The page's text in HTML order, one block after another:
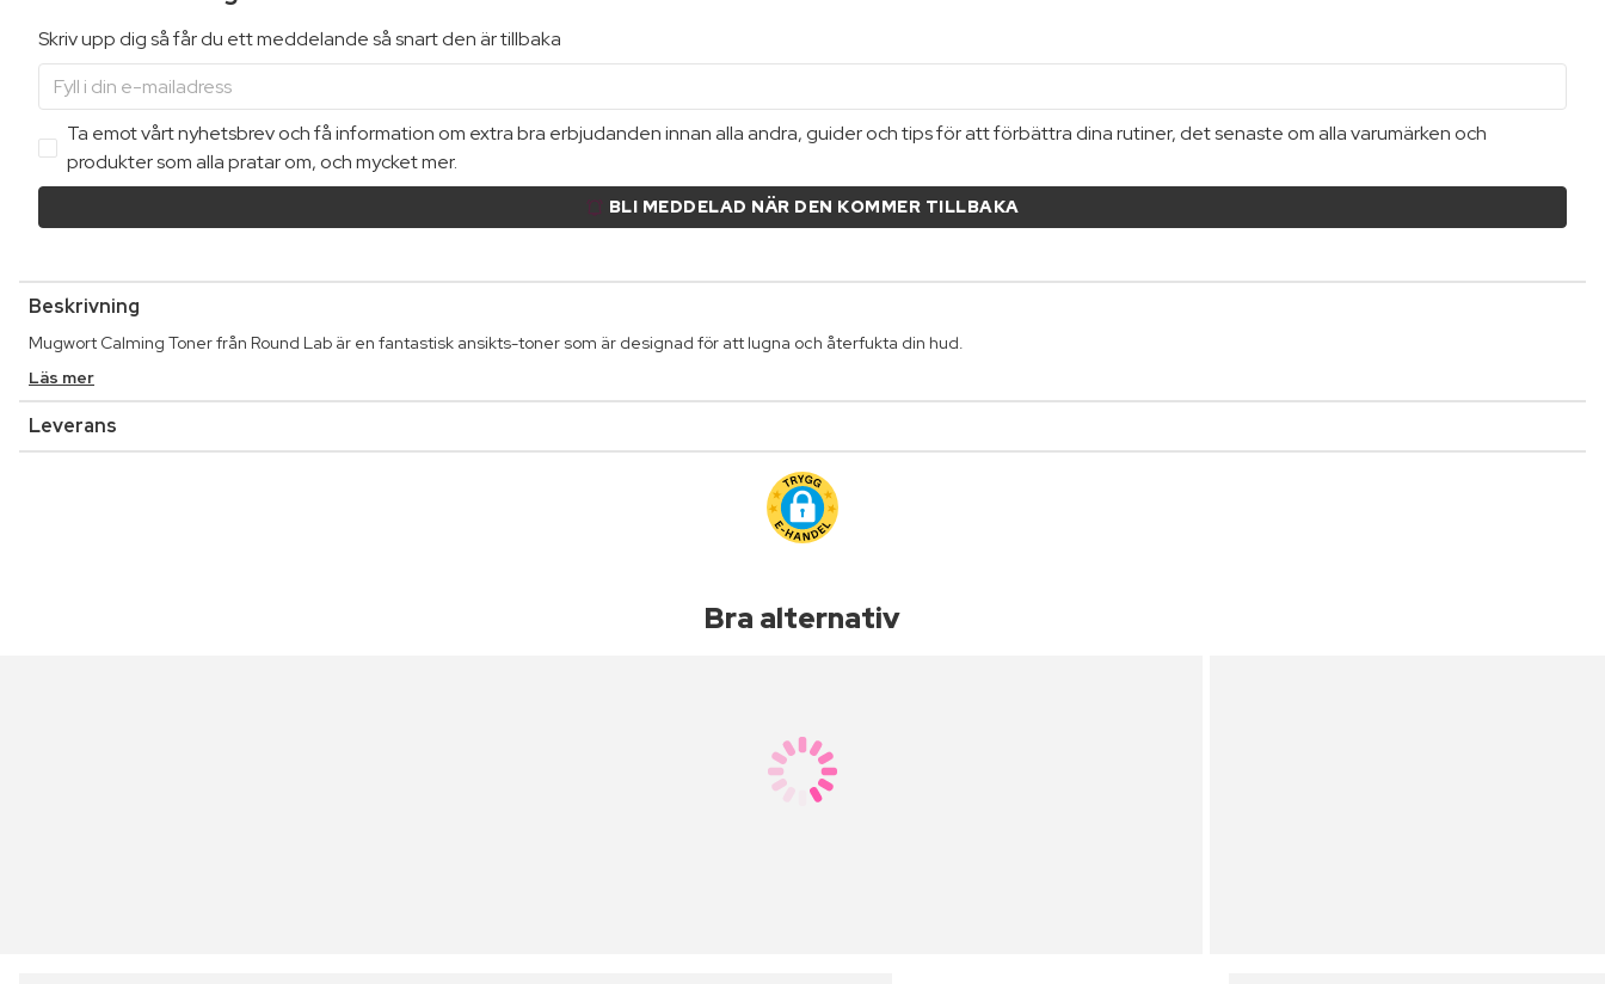
Skriv upp dig så får du ett meddelande så snart den är tillbaka
Ta emot vårt nyhetsbrev och få information om extra bra erbjudanden innan alla andra, guider och tips för att förbättra dina rutiner, det senaste om alla varumärken och
produkter som alla pratar om, och mycket mer.
BLI MEDDELAD NÄR DEN KOMMER TILLBAKA
Beskrivning
Mugwort Calming Toner från Round Lab är en fantastisk ansikts-toner som är designad för att lugna och återfukta din hud.
Läs mer
Leverans
Bra alternativ